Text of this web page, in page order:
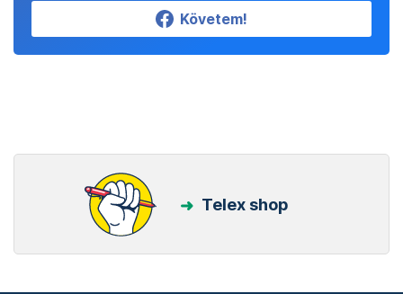
Követem!
Telex shop